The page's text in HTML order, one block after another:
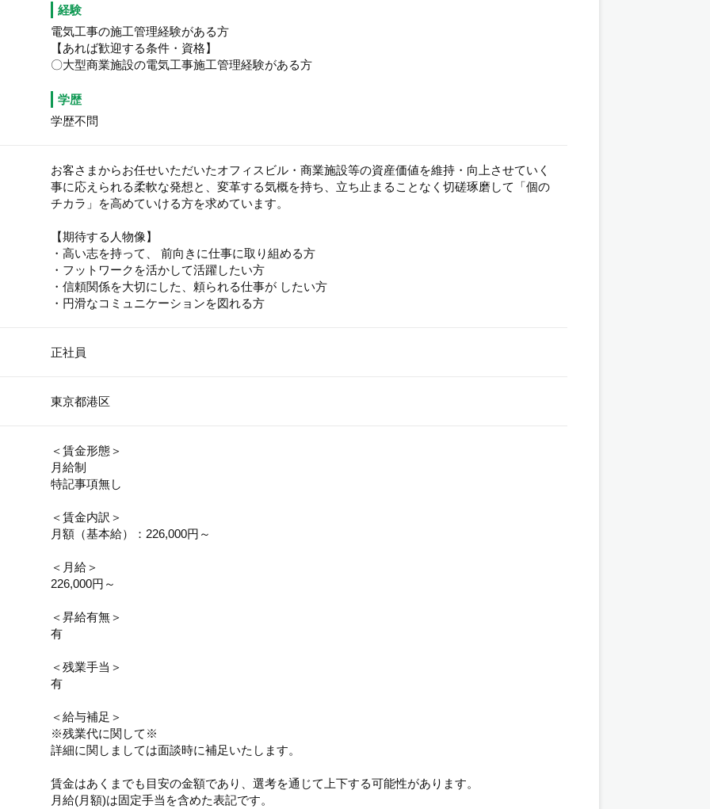
経験
電気工事の施工管理経験がある方
【あれば歓迎する条件・資格】
〇大型商業施設の電気工事施工管理経験がある方
学歴
学歴不問
お客さまからお任せいただいたオフィスビル・商業施設等の資産価値を維持・向上させていく
事に応えられる柔軟な発想と、変革する気概を持ち、立ち止まることなく切磋琢磨して「個の
チカラ」を高めていける方を求めています。
【期待する人物像】
・⾼い志を持って、 前向きに仕事に取り組める⽅
・フットワークを活かして活躍したい⽅
・信頼関係を⼤切にした、頼られる仕事が したい⽅
・円滑なコミュニケーションを図れる⽅
正社員
東京都港区
＜賃金形態＞
月給制
特記事項無し
＜賃金内訳＞
月額（基本給）：226,000円～
＜月給＞
226,000円～
＜昇給有無＞
有
＜残業手当＞
有
＜給与補足＞
※残業代に関して※
詳細に関しましては面談時に補足いたします。
賃金はあくまでも目安の金額であり、選考を通じて上下する可能性があります。
月給(月額)は固定手当を含めた表記です。